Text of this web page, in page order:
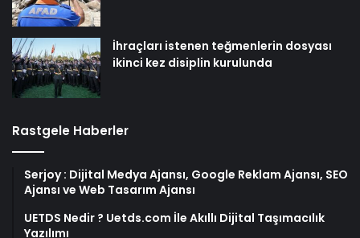
İhraçları istenen teğmenlerin dosyası
ikinci kez disiplin kurulunda
Rastgele Haberler
Serjoy : Dijital Medya Ajansı, Google Reklam Ajansı, SEO
Ajansı ve Web Tasarım Ajansı
UETDS Nedir ? Uetds.com İle Akıllı Dijital Taşımacılık
Yazılımı